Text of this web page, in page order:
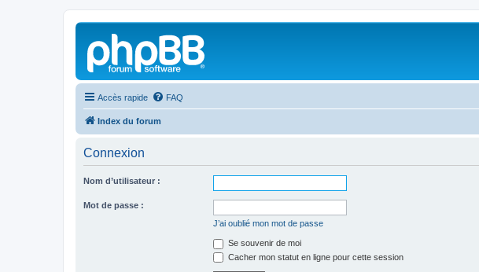
Accès rapide FAQ
Index du forum
Connexion
Nom d’utilisateur :
Mot de passe :
J’ai oublié mon mot de passe
Se souvenir de moi
Cacher mon statut en ligne pour cette session